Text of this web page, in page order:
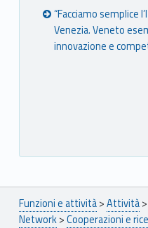
“Facciamo semplice
Venezia. Veneto
innovazione e
Breadcrumbs navigation
Funzioni e attività>Attività>
Network>Cooperazioni e